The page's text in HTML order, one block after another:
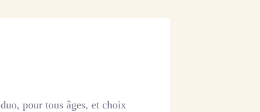
pour tous âges, et choix